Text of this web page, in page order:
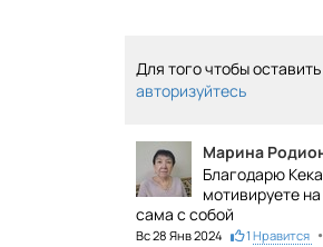
Для того чтобы
авторизуйтесь
Марина
Благодарю
мотивируете
сама с собой
Вс 28 Янв 2024 1 Нравится •